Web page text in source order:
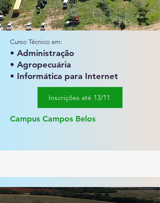
Curso Técnico em:
• Administração
• Agropecuária
• Informática para Internet​
Inscrições até 13/11
Campus Campos Belos